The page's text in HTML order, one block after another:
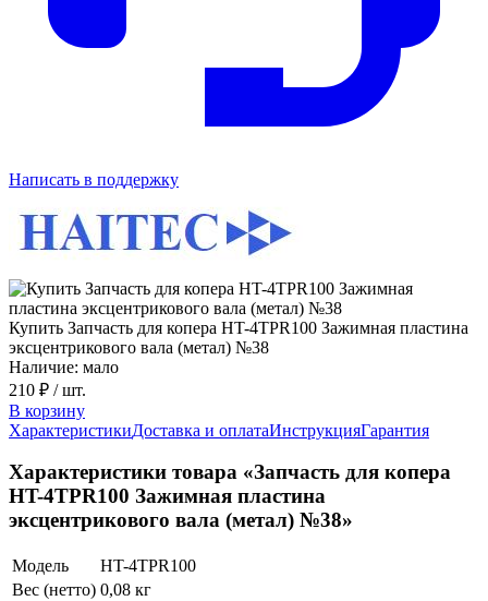
Написать в поддержку
Купить Запчасть для копера HT-4TPR100 Зажимная пластина
эксцентрикового вала (метал) №38
Наличие: мало
210 ₽ / шт.
В корзину
ХарактеристикиДоставка и оплатаИнструкцияГарантия
Характеристики товара «Запчасть для копера
HT-4TPR100 Зажимная пластина
эксцентрикового вала (метал) №38»
Модель
HT-4TPR100
Вес (нетто) 0,08 кг